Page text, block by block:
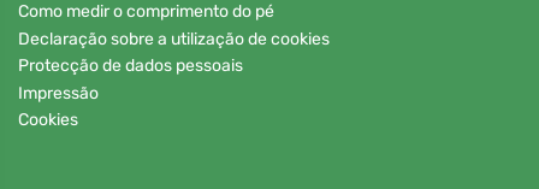
Como medir o comprimento do pé
Declaração sobre a utilização de cookies
Protecção de dados pessoais
Impressão
Cookies